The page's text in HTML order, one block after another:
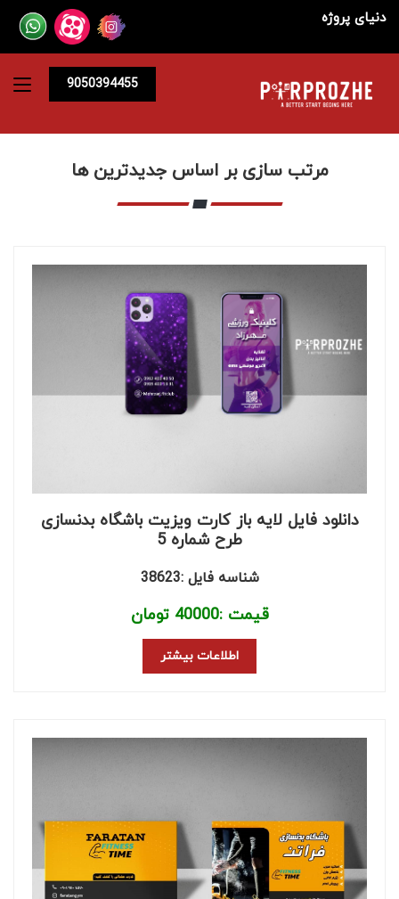
دنیای پروژه
9050394455
مرتب سازی بر اساس جدیدترین ها
دانلود فایل لایه باز کارت ویزیت باشگاه بدنسازی
طرح شماره 5
شناسه فایل :38623
قیمت :40000 تومان
اطلاعات بیشتر